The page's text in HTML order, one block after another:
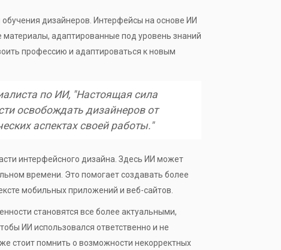
дизайнеров. Интерфейсы на основе ИИ
адаптированные под уровень знаний
профессию и адаптироваться к новым
по ИИ, "Настоящая сила
освобождать дизайнеров от
аспектах своей работы."
интерфейсного дизайна. Здесь ИИ может
времени. Это помогает создавать более
мобильных приложений и веб-сайтов.
становятся все более актуальными,
ИИ использовался ответственно и не
стоит помнить о возможности некорректных